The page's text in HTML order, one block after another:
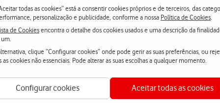
todas as cookies” está a consentir cookies próprios e de terceiros, das
personalização e publicidade, conforme a nossa Política de Cookies
de Cookiesencontra o detalhe dos cookies usados e uma descrição da
clique “Configurar cookies” onde pode gerir as suas preferências, ou
as cookies não essenciais. Pode alterar as suas escolhas a qualquer momento.
Configurar cookies Aceitar todas as cookies